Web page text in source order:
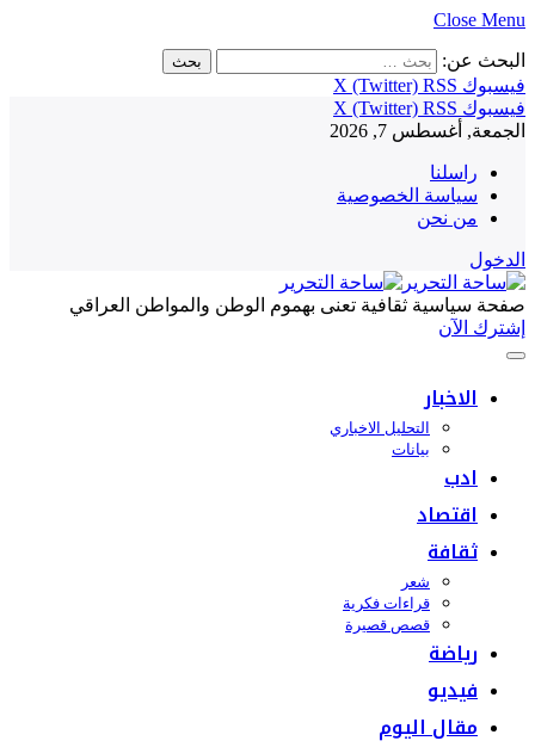
Close Menu
البحث عن:
فيسبوك
X (Twitter) RSS
فيسبوك
X (Twitter) RSS
الجمعة, أغسطس 7, 2026
راسلنا
سياسة الخصوصية
من نحن
الدخول
صفحة سياسية ثقافية تعنى بهموم الوطن والمواطن العراقي
إشترك الآن
الاخبار
التحليل الاخباري
بيانات
ادب
اقتصاد
ثقافة
شعر
قراءات فكرية
قصص قصيرة
رياضة
فيديو
مقال اليوم